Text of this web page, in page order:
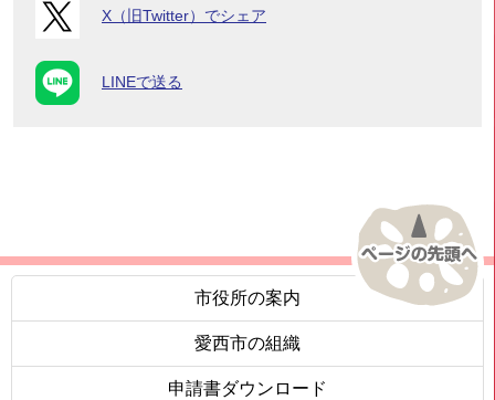
X（旧Twitter）でシェア
LINEで送る
市役所の案内
愛西市の組織
申請書ダウンロード